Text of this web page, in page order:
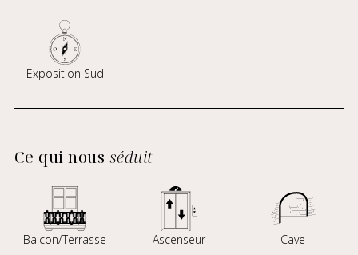
Exposition Sud
Ce qui nous séduit
Balcon/Terrasse Ascenseur Cave